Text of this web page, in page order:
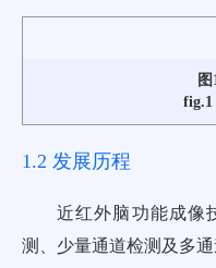
fig.1
1.2 发展历程
近红外脑功能成像
测、少量通道检测及多